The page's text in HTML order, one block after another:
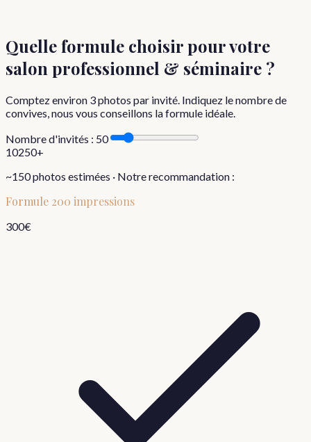
Quelle formule choisirpour votre
salon professionnel & séminaire ?
Comptez environ 3photos par invité. Indiquez le nombre de
convives, nous vous conseillons la formule idéale.
Nombre d'invités : 50
10250+
~150photos estimées · Notre recommandation :
Formule 200 impressions
300€